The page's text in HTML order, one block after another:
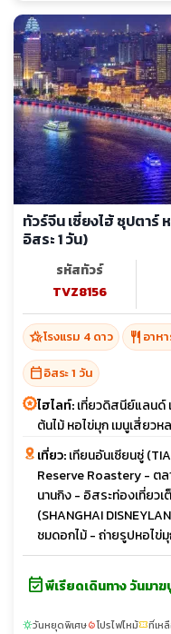
ทัวร์จีน เซี่ยงไฮ้ ซุปตาร์
อิสระ 1 วัน)
รหัสทัวร์
TVZ8156
hotel_classโรงแรม 4 ดาว restaurant อาห
calendar_todayอิสระ 1 วัน
ไฮไลท์:เที่ยวดิสนีย์แลนด์
ต้นไม้ หอไข่มุก เมนูเสี่ยวห
เที่ยว:เทียนอันเซียนซู่
Reserve Roastery - ตล
นานกิง - อิสระท่องเที่ยว
(SHANGHAI
ชมดอกไม้ - ถ่ายรูปหอไข่
event_availableพีเรียดเดินทาง วันมาฆ
sunnyวันหยุดพิเศษlocal_fire_departmentโปรไฟไหม้confirmation_numberที่เห